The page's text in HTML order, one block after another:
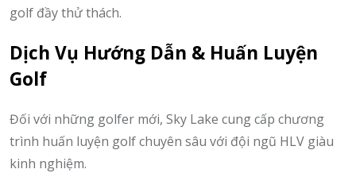
golf đầy thử thách.
Dịch Vụ Hướng Dẫn & Huấn Luyện
Golf
Đối với những golfer mới, Sky Lake cung cấp chương
trình huấn luyện golf chuyên sâu với đội ngũ HLV giàu
kinh nghiệm.